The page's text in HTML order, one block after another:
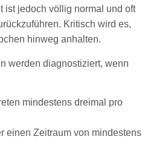
ist jedoch völlig normal und oft
Kritisch wird es,
hinweg anhalten.
werden diagnostiziert, wenn
mindestens dreimal pro
einen Zeitraum von mindestens